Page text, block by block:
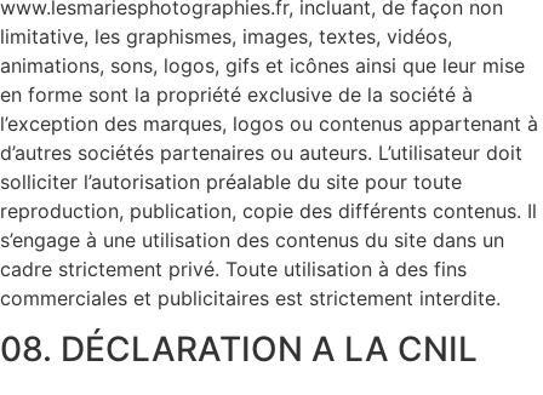
www.lesmariesphotographies.fr, incluant, de façon non
limitative, les graphismes, images, textes, vidéos,
animations, sons, logos, gifs et icônes ainsi que leur mise
en forme sont la propriété exclusive de la société à
l’exception des marques, logos ou contenus appartenant à
d’autres sociétés partenaires ou auteurs. L’utilisateur doit
solliciter l’autorisation préalable du site pour toute
reproduction, publication, copie des différents contenus. Il
s’engage à une utilisation des contenus du site dans un
cadre strictement privé. Toute utilisation à des fins
commerciales et publicitaires est strictement interdite.
08. DÉCLARATION A LA CNIL